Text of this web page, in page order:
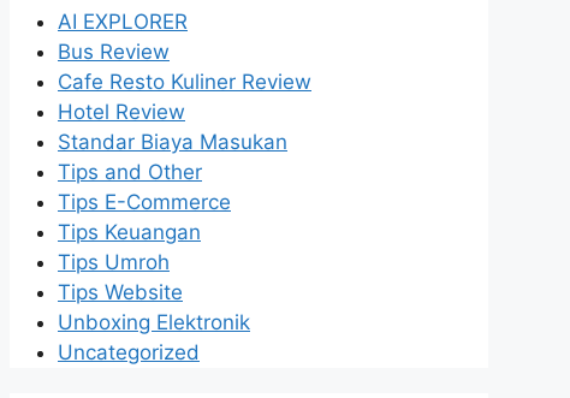
AI EXPLORER
Bus Review
Cafe Resto Kuliner Review
Hotel Review
Standar Biaya Masukan
Tips and Other
Tips E-Commerce
Tips Keuangan
Tips Umroh
Tips Website
Unboxing Elektronik
Uncategorized